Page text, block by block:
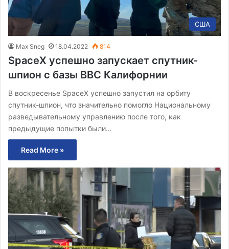
США
Max Sneg 18.04.2022 814
SpaceX успешно запускает спутник-
шпион с базы ВВС Калифорнии
В воскресенье SpaceX успешно запустил на орбиту
спутник-шпион, что значительно помогло Национальному
разведывательному управлению после того, как
предыдущие попытки были…
Read More »